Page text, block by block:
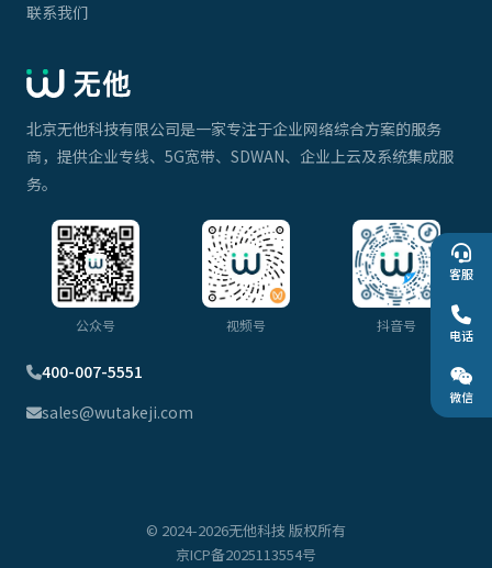
联系我们
北京无他科技有限公司是一家专注于企业网络综合方案的服务
商，提供企业专线、5G宽带、SDWAN、企业上云及系统集成服
务。
公众号 视频号 抖音号
400-007-5551
sales@wutakeji.com
© 2024-2026无他科技 版权所有
京ICP备2025113554号
客服
电话
微信